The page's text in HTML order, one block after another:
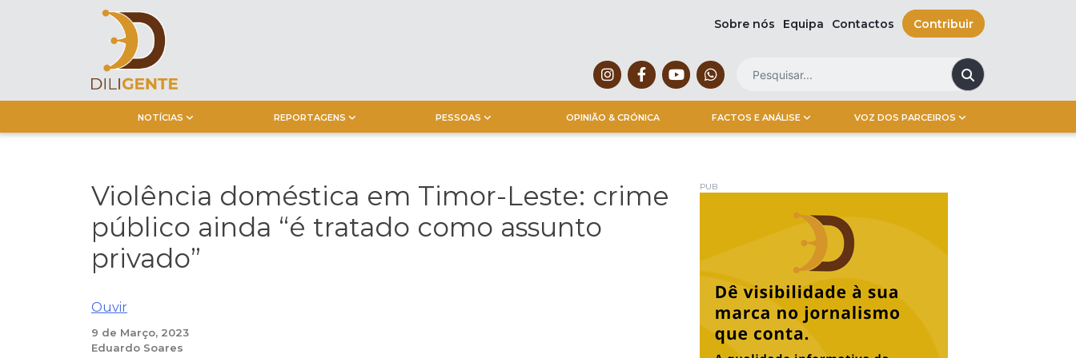
Sobre nós Equipa Contactos Contribuir
NOTÍCIAS REPORTAGENS PESSOAS OPINIÃO & CRÓNICA FACTOS E ANÁLISE VOZ DOS PARCEIROS
Violência doméstica em Timor-Leste: crime
público ainda “é tratado como assunto
privado”
Ouvir
9 de Março, 2023
Eduardo Soares
PUB